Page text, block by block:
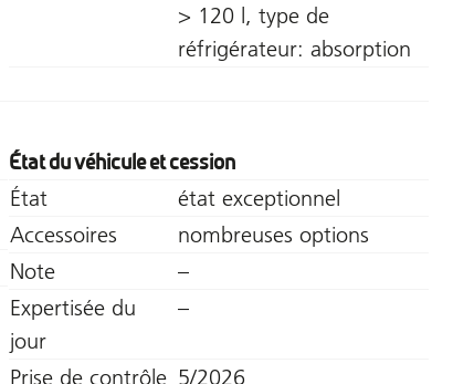
> 120 l, type de
réfrigérateur: absorption
État du véhicule et cession
État
état exceptionnel
Accessoires
nombreuses options
Note
–
Expertisée du
jour
–
Prise de contrôle 5/2026